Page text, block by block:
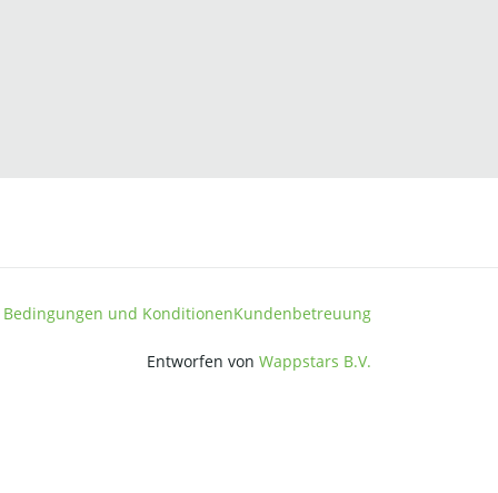
und KonditionenKundenbetreuung
Entworfen von Wappstars B.V.